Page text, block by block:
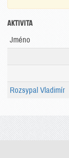
AKTIVITA
Jméno
Rozsypal Vladimír